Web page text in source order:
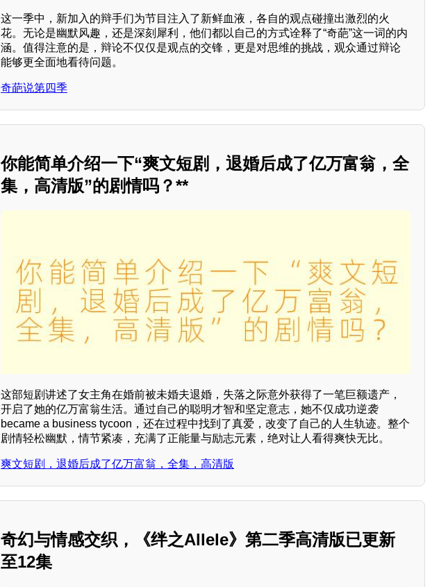
这一季中，新加入的辩手们为节目注入了新鲜血液，各自的观点碰撞出激烈的火
花。无论是幽默风趣，还是深刻犀利，他们都以自己的方式诠释了“奇葩”这一词的内
涵。值得注意的是，辩论不仅仅是观点的交锋，更是对思维的挑战，观众通过辩论
能够更全面地看待问题。
奇葩说第四季
你能简单介绍一下“爽文短剧，退婚后成了亿万富翁，全
集，高清版”的剧情吗？**
这部短剧讲述了女主角在婚前被未婚夫退婚，失落之际意外获得了一笔巨额遗产，
开启了她的亿万富翁生活。通过自己的聪明才智和坚定意志，她不仅成功逆袭
became a business tycoon，还在过程中找到了真爱，改变了自己的人生轨迹。整个
剧情轻松幽默，情节紧凑，充满了正能量与励志元素，绝对让人看得爽快无比。
爽文短剧，退婚后成了亿万富翁，全集，高清版
奇幻与情感交织，《绊之Allele》第二季高清版已更新
至12集